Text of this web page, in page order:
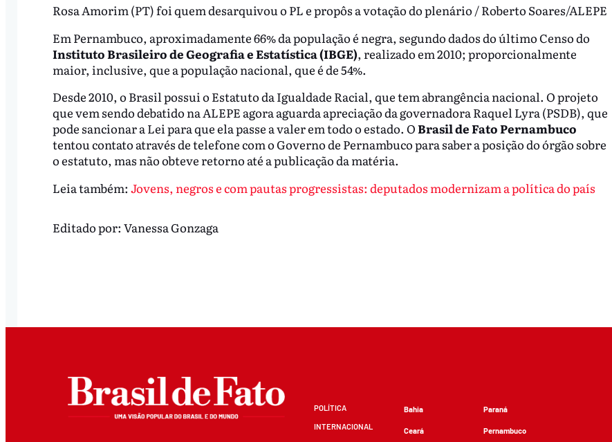
Rosa Amorim (PT) foi quem desarquivou o PL e propôs a votação do plenário / Roberto Soares/ALEPE
Em Pernambuco, aproximadamente 66% da população é negra, segundo dados do último Censo do
Instituto Brasileiro de Geografia e Estatística (IBGE), realizado em 2010; proporcionalmente
maior, inclusive, que a população nacional, que é de 54%.
Desde 2010, o Brasil possui o Estatuto da Igualdade Racial, que tem abrangência nacional. O projeto
que vem sendo debatido na ALEPE agora aguarda apreciação da governadora Raquel Lyra (PSDB), que
pode sancionar a Lei para que ela passe a valer em todo o estado. OBrasil de Fato Pernambuco
tentou contato através de telefone com o Governo de Pernambuco para saber a posição do órgão sobre
o estatuto, mas não obteve retorno até a publicação da matéria.
Leia também: Jovens, negros e com pautas progressistas: deputados modernizam a política do país
Editado por: Vanessa Gonzaga
POLÍTICA
INTERNACIONAL
Bahia
Ceará
Paraná
Pernambuco